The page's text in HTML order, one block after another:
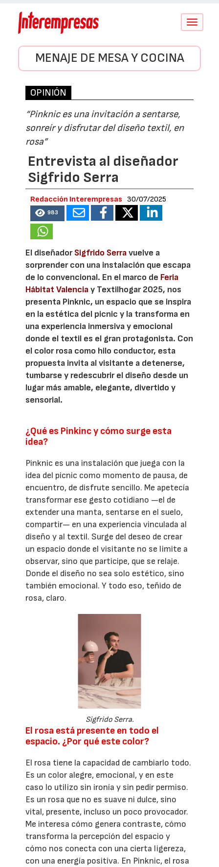
Conmutar
MENAJE DE MESA Y COCINA
OPINIÓN
“Pinknic es una invitación a sentarse,
sonreír y disfrutar del diseño textil, en
rosa”
Entrevista al diseñador
Sigfrido Serra
Redacción Interempresas 30/07/2025
983
El diseñadorSigfrido Serravuelve a
sorprender con una instalación que escapa
de lo convencional. En el marco de Feria
Hábitat Valenciay Textilhogar 2025, nos
presenta Pinknic, un espacio que se inspira
en la estética del picnic y la transforma en
una experiencia inmersiva y emocional
donde el textil es el gran protagonista. Con
el color rosa como hilo conductor, esta
propuesta invita al visitante a detenerse,
tumbarse y redescubrir el diseño desde un
lugar más amable, elegante, divertido y
sensorial.
¿Qué es Pinkinc y cómo surge esta
idea?
Pinknic es una instalación que juega con la
idea del picnic como momento de pausa, de
encuentro, de disfrute sencillo. Me apetecía
transformar ese gesto cotidiano —el de
extender una manta, sentarse en el suelo,
compartir— en una experiencia vinculada al
diseño y al textil. Surge del deseo de crear
un espacio donde el visitante no se limite a
observar, sino que participe, que se relaje.
Donde el diseño no sea solo estético, sino
también emocional. Y todo eso, teñido de
rosa, claro.
Sigfrido Serra.
El rosa está presente en todo el
espacio. ¿Por qué este color?
El rosa tiene la capacidad de cambiarlo todo.
Es un color alegre, emocional, y en este
caso lo utilizo sin ironía y sin pedir permiso.
Es un rosa que no es suave ni dulce, sino
vital, presente, incluso un poco provocador.
Me interesa cómo genera contraste, cómo
transforma la percepción del espacio y
cómo nos conecta con una cierta ligereza,
con una energía positiva. En Pinknic, el rosa